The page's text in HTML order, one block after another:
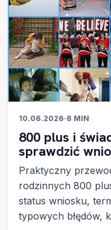
10.06.2026·8 MIN
800 plus i
sprawdzić
Praktyczny
rodzinnych 800
status wniosku,
typowych błędów,